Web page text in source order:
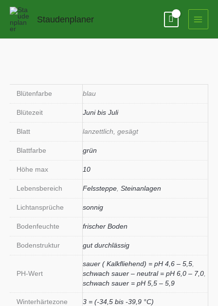
Zum
springen
Staudenplaner
Blütenfarbe blau
Blütezeit Juni bis Juli
Blatt lanzettlich, gesägt
Blattfarbe grün
Höhe max 10
Lebensbereich Felssteppe Steinanlagen
Lichtansprüche sonnig
Bodenfeuchte frischer Boden
Bodenstruktur gut durchlässig
PH-Wert
sauer ( Kalkfliehend) = pH 4,6 – 5,5
schwach sauer – neutral = pH 6,0 – 7,0
schwach sauer = pH 5,5 – 5,9
Winterhärtezone 3 = (-34,5 bis -39,9 °C)